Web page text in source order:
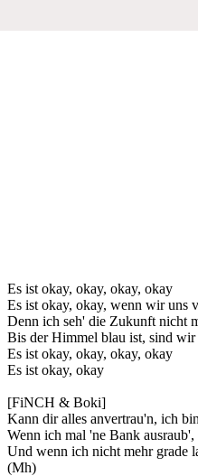
Es ist okay, okay, okay, okay
Es ist okay, okay, wenn wir uns
Denn ich seh' die Zukunft nicht
Bis der Himmel blau ist, sind wir
Es ist okay, okay, okay, okay
Es ist okay, okay
[FiNCH & Boki]
Kann dir alles anvertrau'n, ich
Wenn ich mal 'ne Bank
Und wenn ich nicht mehr grade
(Mh)